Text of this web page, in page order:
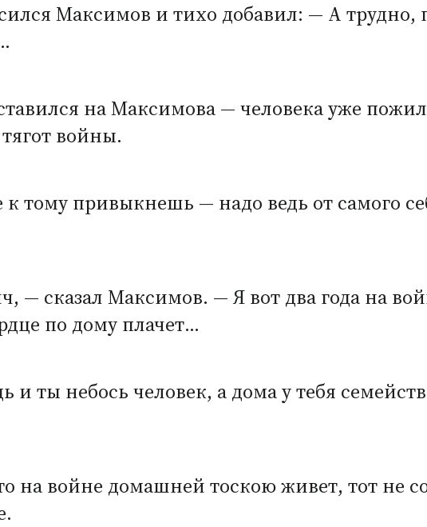
Максимов и тихо добавил: — А трудно,
на Максимова — человека уже
войны.
тому привыкнешь — надо ведь от самого
сказал Максимов. — Я вот два года на
по дому плачет…
и ты небось человек, а дома у тебя
на войне домашней тоскою живет, тот не